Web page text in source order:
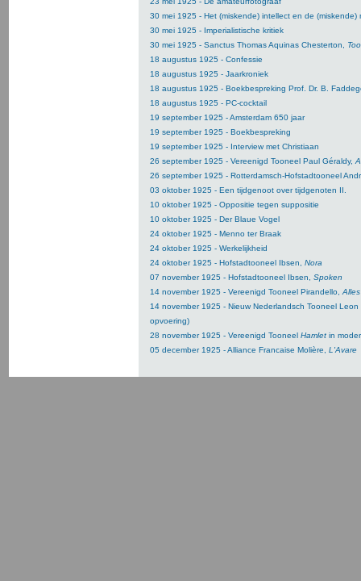
30 mei 1925 - Het (miskende) intellect en de (miskende)
30 mei 1925 - Imperialistische kritiek
30 mei 1925 - Sanctus Thomas Aquinas Chesterton,
18 augustus 1925 - Confessie
18 augustus 1925 - Jaarkroniek
18 augustus 1925 - Boekbespreking Prof. Dr. B.
18 augustus 1925 - PC-cocktail
19 september 1925 - Amsterdam 650 jaar
19 september 1925 - Boekbespreking
19 september 1925 - Interview met Christiaan
26 september 1925 - Vereenigd Tooneel Paul Géraldy,
26 september 1925 - Rotterdamsch-Hofstadtooneel
03 oktober 1925 - Een tijdgenoot over tijdgenoten II.
10 oktober 1925 - Oppositie tegen suppositie
10 oktober 1925 - Der Blaue Vogel
24 oktober 1925 - Menno ter Braak
24 oktober 1925 - Werkelijkheid
24 oktober 1925 - Hofstadtooneel Ibsen, Nora
07 november 1925 - Hofstadtooneel Ibsen, Spoken
14 november 1925 - Vereenigd Tooneel Pirandello,
14 november 1925 - Nieuw Nederlandsch Tooneel
opvoering)
28 november 1925 - Vereenigd Tooneel Hamlet in
05 december 1925 - Alliance Francaise Molière, L'Avare